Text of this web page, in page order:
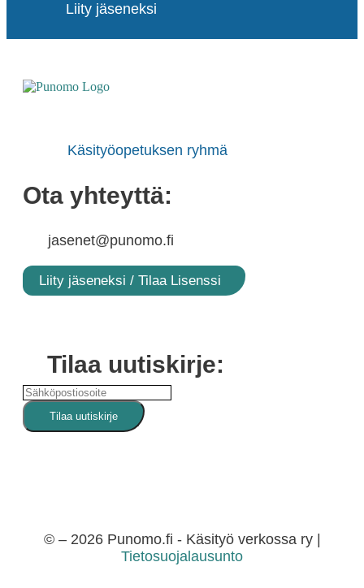
Liity jäseneksi
Käsityöopetuksen ryhmä
Ota yhteyttä:
jasenet@punomo.fi
Liity jäseneksi / Tilaa Lisenssi
Tilaa uutiskirje:
© – 2026 Punomo.fi - Käsityö verkossa ry |
Tietosuojalausunto